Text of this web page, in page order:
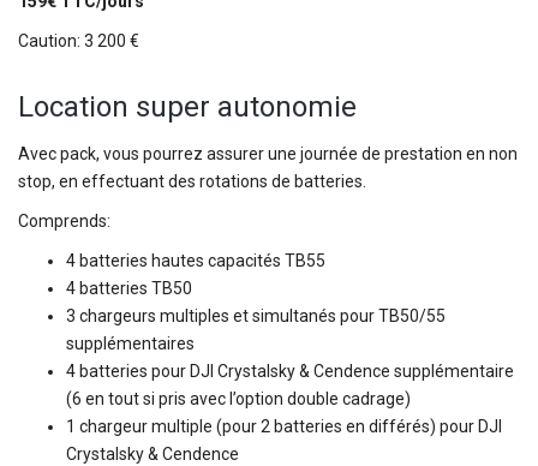
Caution: 3 200 €
Location super autonomie
Avec pack, vous pourrez assurer une journée de prestation en non
stop, en effectuant des rotations de batteries.
Comprends:
4 batteries hautes capacités TB55
4 batteries TB50
3 chargeurs multiples et simultanés pour TB50/55
supplémentaires
4 batteries pour DJI Crystalsky & Cendence supplémentaire
(6 en tout si pris avec l’option double cadrage)
1 chargeur multiple (pour 2 batteries en différés) pour DJI
Crystalsky & Cendence